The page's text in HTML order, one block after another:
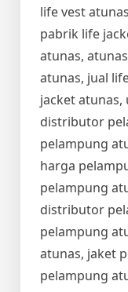
life vest
pabrik life
atunas,
atunas, jual
jacket
distributor
pelampung
harga
pelampung
distributor
pelampung
atunas, jaket
pelampung